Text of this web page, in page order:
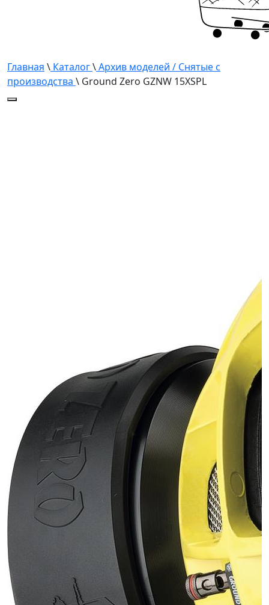
Главная \ Каталог\Архив моделей / Снятые с
производства \ Ground Zero GZNW 15XSPL